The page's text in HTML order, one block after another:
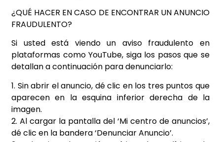
¿QUÉ HACER EN CASO DE ENCONTRAR UN ANUNCIO
FRAUDULENTO?
Si usted está viendo un aviso fraudulento en
plataformas como YouTube, siga los pasos que se
detallan a continuación para denunciarlo:
1. Sin abrir el anuncio, dé clic en los tres puntos que
aparecen en la esquina inferior derecha de la
imagen.
2. Al cargar la pantalla del ‘Mi centro de anuncios’,
dé clic en la bandera ‘Denunciar Anuncio’.